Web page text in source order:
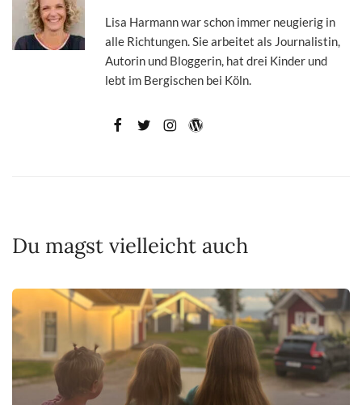
Lisa Harmann war schon immer neugierig in
alle Richtungen. Sie arbeitet als Journalistin,
Autorin und Bloggerin, hat drei Kinder und
lebt im Bergischen bei Köln.
Du magst vielleicht auch